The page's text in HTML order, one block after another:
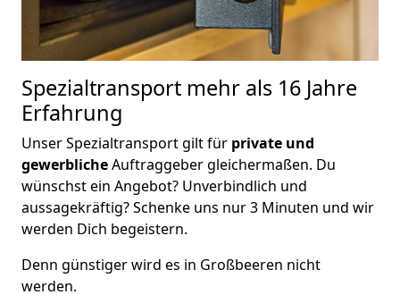
Spezialtransport mehr als 16 Jahre
Erfahrung
Unser Spezialtransport gilt für private und
gewerblicheAuftraggeber gleichermaßen. Du
wünschst ein Angebot? Unverbindlich und
aussagekräftig? Schenke uns nur 3 Minuten und wir
werden Dich begeistern.
Denn günstiger wird es in Großbeeren nicht
werden.